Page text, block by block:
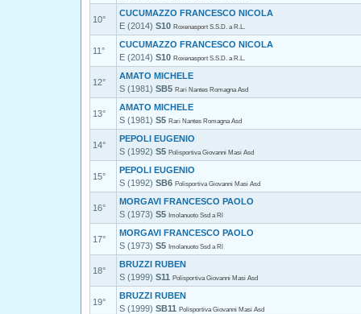
10°
CUCUMAZZO FRANCESCO NICOLA
E (2014) S10 Roxenasport S.S.D. a R.L.
11°
CUCUMAZZO FRANCESCO NICOLA
E (2014) S10 Roxenasport S.S.D. a R.L.
12°
AMATO MICHELE
S (1981) SB5 Rari Nantes Romagna Asd
13°
AMATO MICHELE
S (1981) S5 Rari Nantes Romagna Asd
14°
PEPOLI EUGENIO
S (1992) S5 Polisportiva Giovanni Masi Asd
15°
PEPOLI EUGENIO
S (1992) SB6 Polisportiva Giovanni Masi Asd
16°
MORGAVI FRANCESCO PAOLO
S (1973) S5 Imolanuoto Ssd a Rl
17°
MORGAVI FRANCESCO PAOLO
S (1973) S5 Imolanuoto Ssd a Rl
18°
BRUZZI RUBEN
S (1999) S11 Polisportiva Giovanni Masi Asd
19°
BRUZZI RUBEN
S (1999) SB11 Polisportiva Giovanni Masi Asd